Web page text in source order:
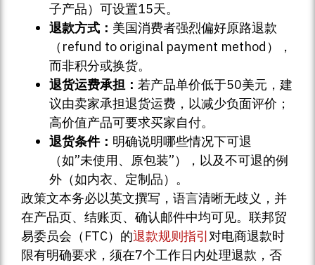
子产品）可设置15天。
退款方式： 美国消费者强烈偏好原路退款
（refund to original payment method），
而非积分或换货。
退货运费承担： 若产品单价低于50美元，建
议由卖家承担退货运费，以减少负面评价；
高价值产品可要求买家自付。
退货条件： 明确说明哪些情况下可退
（如”未使用、原包装”），以及不可退的例
外（如内衣、定制品）。
政策文本务必以英文撰写，语言清晰无歧义，并
在产品页、结账页、确认邮件中均可见。联邦贸
易委员会（FTC）的退款规则指引对电商退款时
限有明确要求，须在7个工作日内处理退款，否